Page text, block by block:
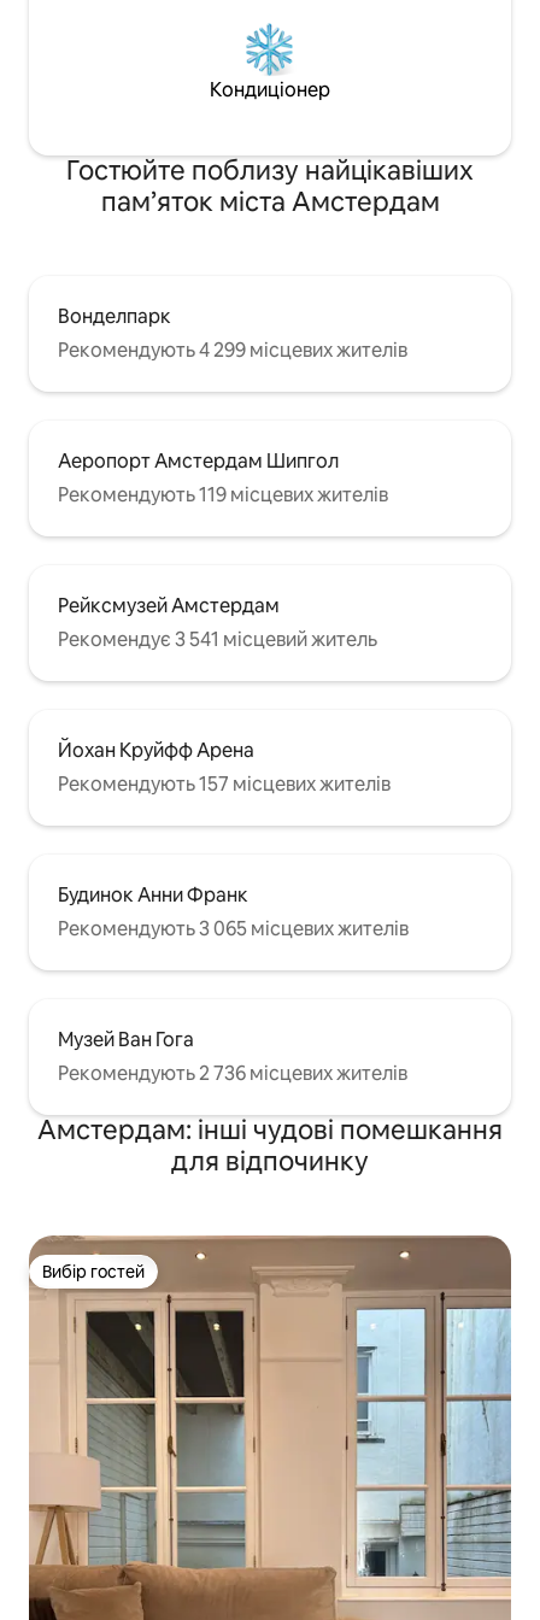
Кондиціонер
Гостюйте поблизу найцікавіших
пам’яток міста Амстердам
Вонделпарк
Рекомендують 4 299 місцевих жителів
Аеропорт Амстердам Шипгол
Рекомендують 119 місцевих жителів
Рейксмузей Амстердам
Рекомендує 3 541 місцевий житель
Йохан Круйфф Арена
Рекомендують 157 місцевих жителів
Будинок Анни Франк
Рекомендують 3 065 місцевих жителів
Музей Ван Гога
Рекомендують 2 736 місцевих жителів
Амстердам: інші чудові помешкання
для відпочинку
Вибір гостей
Вибір гостей